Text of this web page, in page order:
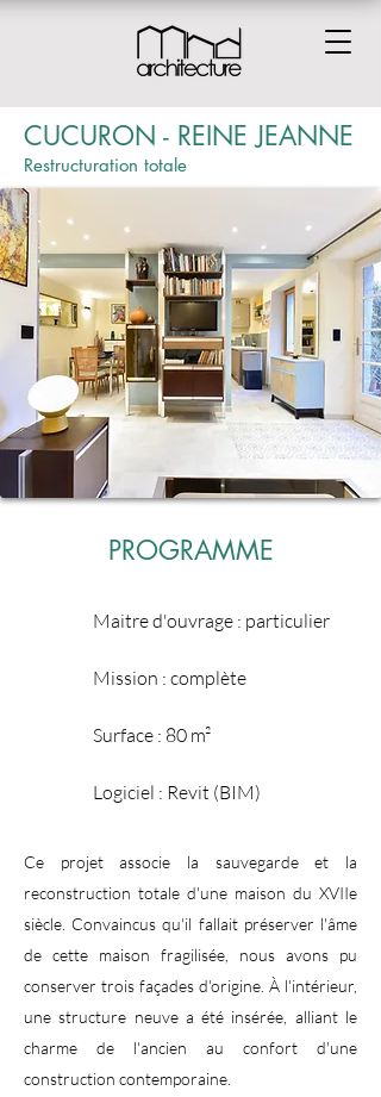
CUCURON - REINE JEANNE
Restructuration totale
PROGRAMME
Maitre d'ouvrage : particulier
Mission : complète
Surface : 80 m²
Logiciel : Revit (BIM)
Ce projet associe la sauvegarde et la
reconstruction totale d'une maison du XVIIe
siècle. Convaincus qu'il fallait préserver l'âme
de cette maison fragilisée, nous avons pu
conserver trois façades d'origine. À l'intérieur,
une structure neuve a été insérée, alliant le
charme de l'ancien au confort d'une
construction contemporaine.